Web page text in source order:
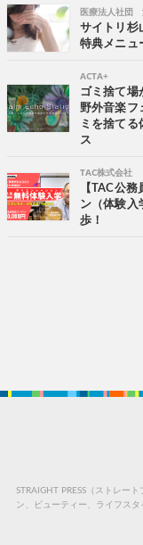
医療法人社団
サイトリ杉
特典メニュ
ACTA+
ゴミ捨て場
野外音楽フ
ミを捨てる
ス
TAC株式会社
【TAC公
ン（体験入
歩！
STRAIGHT PRESS（ストレー
ン、ビューティー、ライフスタ